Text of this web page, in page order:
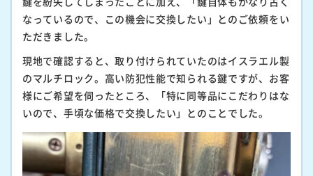
なっているので、この機会に交換したい」とのご依頼をい
ただきました。
現地で確認すると、取り付けられていたのはイスラエル製
のマルチロック。高い防犯性能で知られる鍵ですが、お客
様にご希望を伺ったところ、「特に同等品にこだわりはな
いので、手頃な価格で交換したい」とのことでした。